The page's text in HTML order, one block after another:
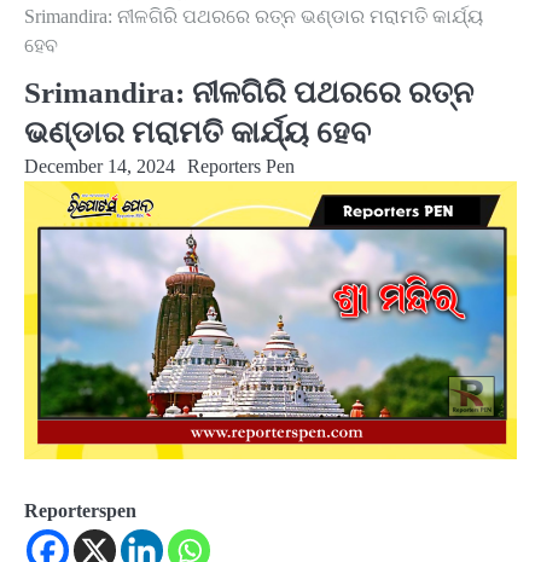
Srimandira: ନୀଳଗିରି ପଥରରେ ରତ୍ନ ଭଣ୍ଡାର ମରାମତି କାର୍ଯ୍ୟ
ହେବ
Srimandira: ନୀଳଗିରି ପଥରରେ ରତ୍ନ
ଭଣ୍ଡାର ମରାମତି କାର୍ଯ୍ୟ ହେବ
December 14, 2024 Reporters Pen
Reporterspen